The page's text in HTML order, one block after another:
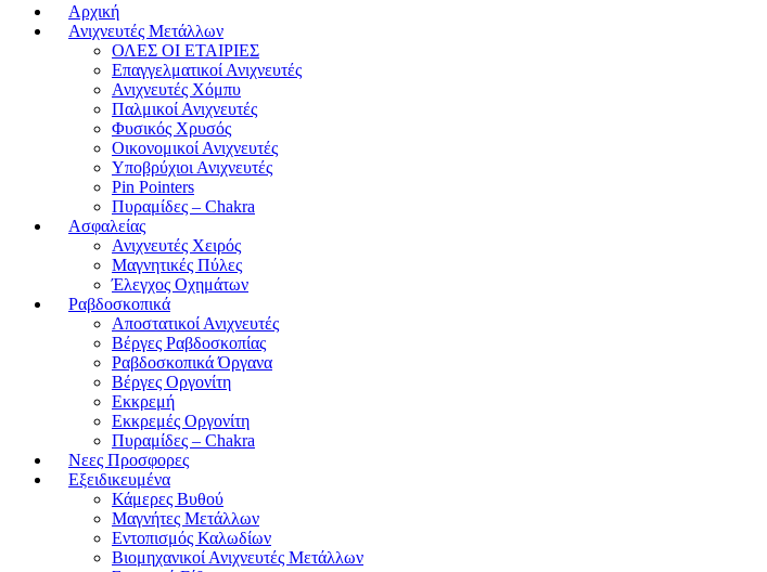
Αρχική
Ανιχνευτές Μετάλλων
ΟΛΕΣ ΟΙ ΕΤΑΙΡΙΕΣ
Επαγγελματικοί Ανιχνευτές
Ανιχνευτές Χόμπυ
Παλμικοί Ανιχνευτές
Φυσικός Χρυσός
Οικονομικοί Ανιχνευτές
Υποβρύχιοι Ανιχνευτές
Pin Pointers
Πυραμίδες – Chakra
Ασφαλείας
Ανιχνευτές Χειρός
Μαγνητικές Πύλες
Έλεγχος Οχημάτων
Ραβδοσκοπικά
Αποστατικοί Ανιχνευτές
Βέργες Ραβδοσκοπίας
Ραβδοσκοπικά Όργανα
Βέργες Οργονίτη
Εκκρεμή
Εκκρεμές Οργονίτη
Πυραμίδες – Chakra
Νεες Προσφορες
Εξειδικευμένα
Κάμερες Βυθού
Μαγνήτες Μετάλλων
Εντοπισμός Καλωδίων
Βιομηχανικοί Ανιχνευτές Μετάλλων